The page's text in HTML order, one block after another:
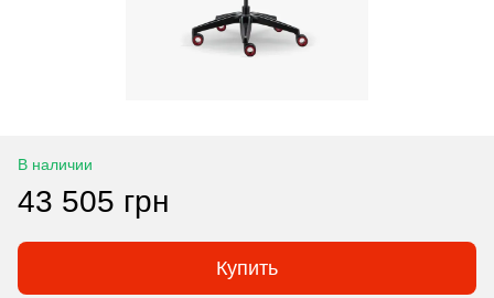
В наличии
43 505 грн
Купить